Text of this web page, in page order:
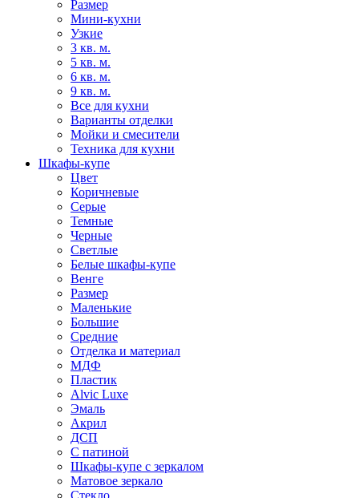
Размер
Мини-кухни
Узкие
3 кв. м.
5 кв. м.
6 кв. м.
9 кв. м.
Все для кухни
Варианты отделки
Мойки и смесители
Техника для кухни
Шкафы-купе
Цвет
Коричневые
Серые
Темные
Черные
Светлые
Белые шкафы-купе
Венге
Размер
Маленькие
Большие
Средние
Отделка и материал
МДФ
Пластик
Alvic Luxe
Эмаль
Акрил
ДСП
С патиной
Шкафы-купе с зеркалом
Матовое зеркало
Стекло